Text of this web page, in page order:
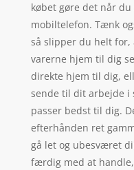
købet gøre det når
mobiltelefon. Tænk
så slipper du helt for,
varerne hjem til dig
direkte hjem til dig,
sende til dit arbejde i
passer bedst til dig.
efterhånden ret
gå let og ubesværet
færdig med at